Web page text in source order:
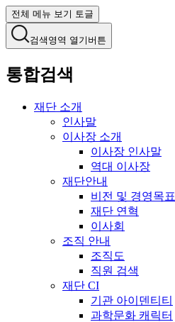
전체 메뉴 보기 토글
검색영역 열기버튼
통합검색
재단 소개
인사말
이사장 소개
이사장 인사말
역대 이사장
재단안내
비전 및 경영목표
재단 연혁
이사회
조직 안내
조직도
직원 검색
재단 CI
기관 아이덴티티
과학문화 캐릭터